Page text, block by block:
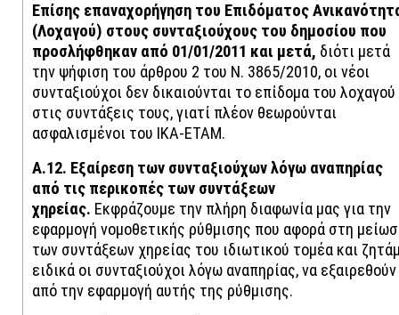
Επίσης επαναχορήγηση του Επιδόματος
(Λοχαγού) στους συνταξιούχους του δημοσίου που
προσλήφθηκαν από 01/01/2011 και μετά, διότι μετά
την ψήφιση του άρθρου 2 του Ν. 3865/2010, οι νέοι
συνταξιούχοι δεν δικαιούνται το επίδομα του λοχαγού
στις συντάξεις τους, γιατί πλέον θεωρούνται
ασφαλισμένοι του ΙΚΑ-ΕΤΑΜ.
Α.12. Εξαίρεση των συνταξιούχων λόγω αναπηρίας
από τις περικοπές των συντάξεων
χηρείας. Εκφράζουμε την πλήρη διαφωνία μας για την
εφαρμογή νομοθετικής ρύθμισης που αφορά στη
των συντάξεων χηρείας του ιδιωτικού τομέα και
ειδικά οι συνταξιούχοι λόγω αναπηρίας, να εξαιρεθούν
από την εφαρμογή αυτής της ρύθμισης.